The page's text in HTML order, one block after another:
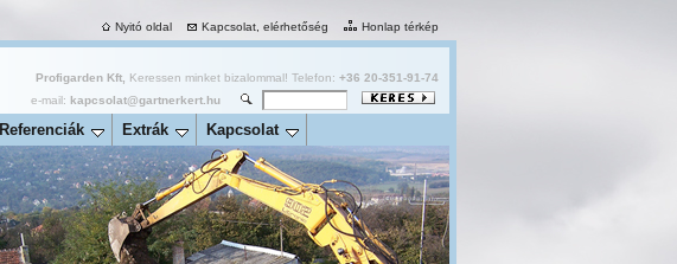
Nyitó oldal Kapcsolat, elérhetőség Honlap térkép
Profigarden Kft, Keressen minket bizalommal! Telefon: +36 20-351-91-74
e-mail: kapcsolat@gartnerkert.hu
Referenciák Extrák Kapcsolat